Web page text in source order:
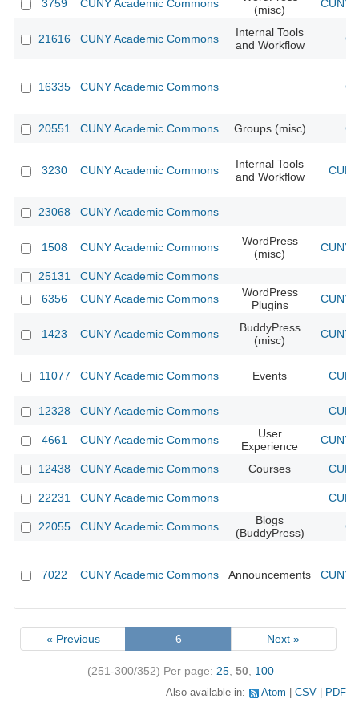
3759 CUNY Academic Commons
(misc)
CUNY
21616 CUNY Academic Commons
Internal Tools
and Workflow
16335 CUNY Academic Commons
20551 CUNY Academic Commons Groups (misc)
3230 CUNY Academic Commons
Internal Tools
and Workflow
23068 CUNY Academic Commons
1508 CUNY Academic Commons
WordPress
(misc)
CUNY
25131
CUNY Academic Commons
6356
CUNY Academic Commons
WordPress
Plugins
CUNY
1423 CUNY Academic Commons
BuddyPress
(misc)
CUNY
11077 CUNY Academic Commons Events
12328 CUNY Academic Commons
4661 CUNY Academic Commons
User
Experience
CUNY
12438 CUNY Academic Commons Courses
22231 CUNY Academic Commons
22055 CUNY Academic Commons
Blogs
(BuddyPress)
7022 CUNY Academic Commons Announcements CUNY
« Previous 6 Next »
(251-300/352) Per page: 25 50 100
Also available in: Atom CSV PDF